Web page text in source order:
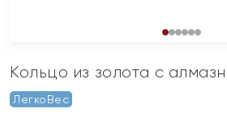
Кольцо из золота с
ЛегкоВес